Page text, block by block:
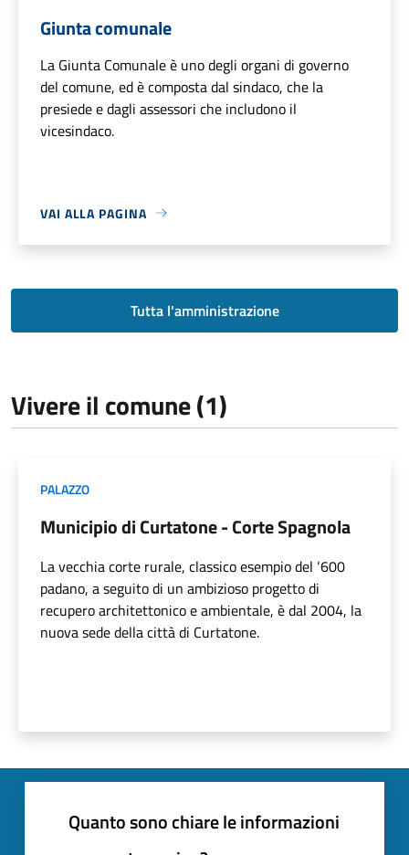
Giunta comunale
La Giunta Comunale è uno degli organi di governo
del comune, ed è composta dal sindaco, che la
presiede e dagli assessori che includono il
vicesindaco.
VAI ALLA PAGINA
Tutta l'amministrazione
Vivere il comune (1)
PALAZZO
Municipio di Curtatone - Corte Spagnola
La vecchia corte rurale, classico esempio del ‘600
padano, a seguito di un ambizioso progetto di
recupero architettonico e ambientale, è dal 2004, la
nuova sede della città di Curtatone.
Quanto sono chiare le informazioni